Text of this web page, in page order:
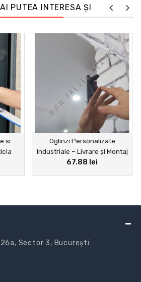
PUTEA INTERESA ȘI
si
Oglinzi Personalizate
Industriale – Livrare și Montaj
Garantate
67.88 lei
Sector 3, București